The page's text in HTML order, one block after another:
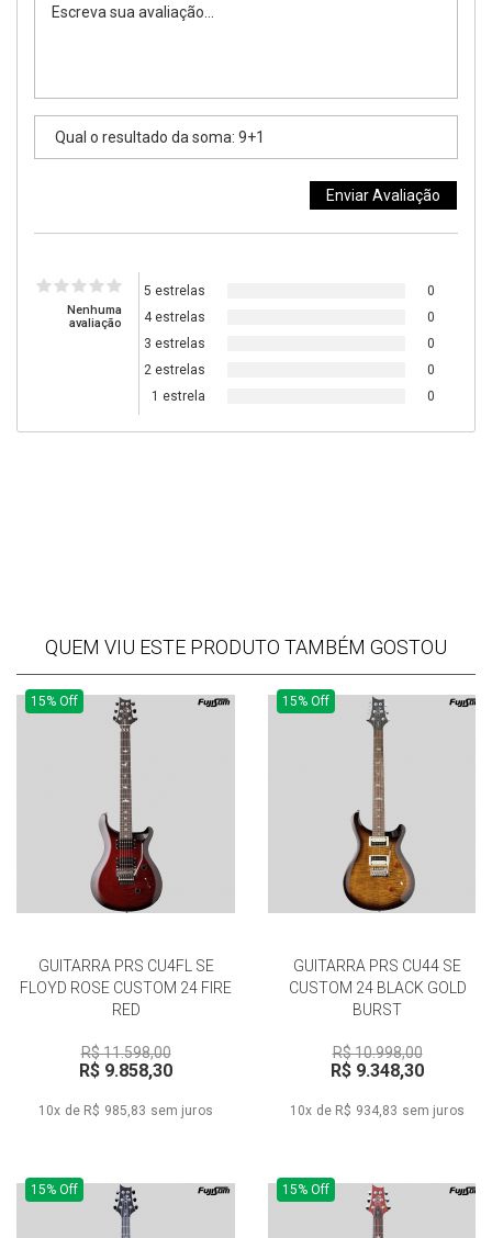
Nenhuma
avaliação
5 estrelas
0
4 estrelas
0
3 estrelas
0
2 estrelas
0
1 estrela
0
QUEM VIU ESTE PRODUTO TAMBÉM GOSTOU
15% Off
GUITARRA PRS CU4FL SE
FLOYD ROSE CUSTOM 24 FIRE
RED
R$ 11.598,00
R$ 9.858,30
10x de R$ 985,83 sem juros
15% Off
GUITARRA PRS CU44 SE
CUSTOM 24 BLACK GOLD
BURST
R$ 10.998,00
R$ 9.348,30
10x de R$ 934,83 sem juros
15% Off 15% Off